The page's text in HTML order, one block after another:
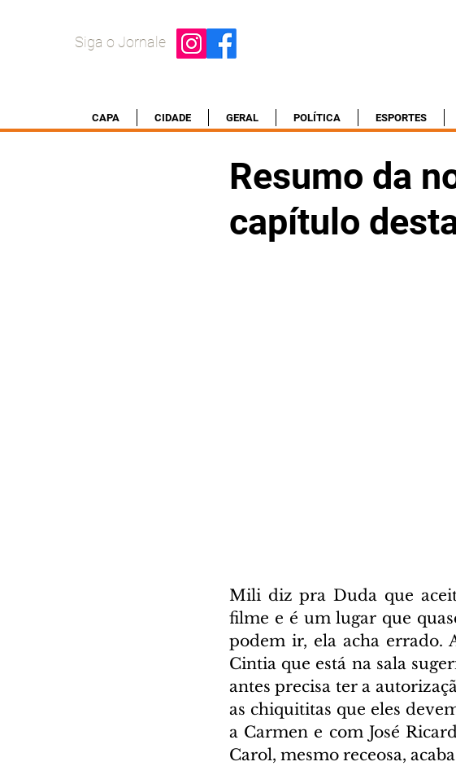
Siga o Jornale
CAPA CIDADE GERAL POLÍTICA ESPORTES
Resumo da
capítulo
Mili diz pra Duda que
filme e é um lugar que
podem ir, ela acha errado.
Cintia que está na sala
antes precisa ter a
as chiquititas que eles
a Carmen e com José
Carol, mesmo receosa,